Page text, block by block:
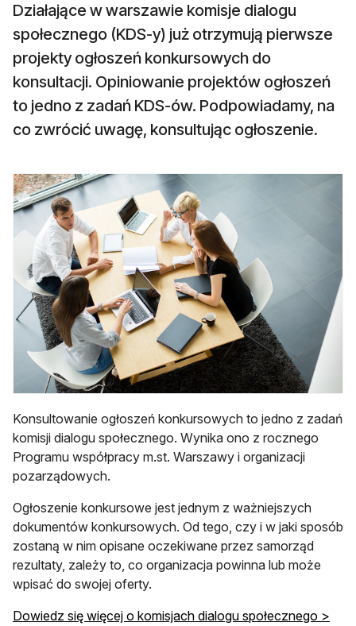
Działające w warszawie komisje dialogu
społecznego (KDS-y) już otrzymują pierwsze
projekty ogłoszeń konkursowych do
konsultacji. Opiniowanie projektów ogłoszeń
to jedno z zadań KDS-ów. Podpowiadamy, na
co zwrócić uwagę, konsultując ogłoszenie.
Konsultowanie ogłoszeń konkursowych to jedno z zadań
komisji dialogu społecznego. Wynika ono z rocznego
Programu współpracy m.st. Warszawy i organizacji
pozarządowych.
Ogłoszenie konkursowe jest jednym z ważniejszych
dokumentów konkursowych. Od tego, czy i w jaki sposób
zostaną w nim opisane oczekiwane przez samorząd
rezultaty, zależy to, co organizacja powinna lub może
wpisać do swojej oferty.
Dowiedz się więcej o komisjach dialogu społecznego >